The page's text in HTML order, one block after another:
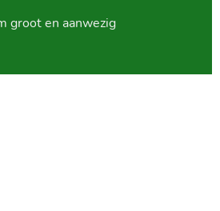
groot en aanwezig